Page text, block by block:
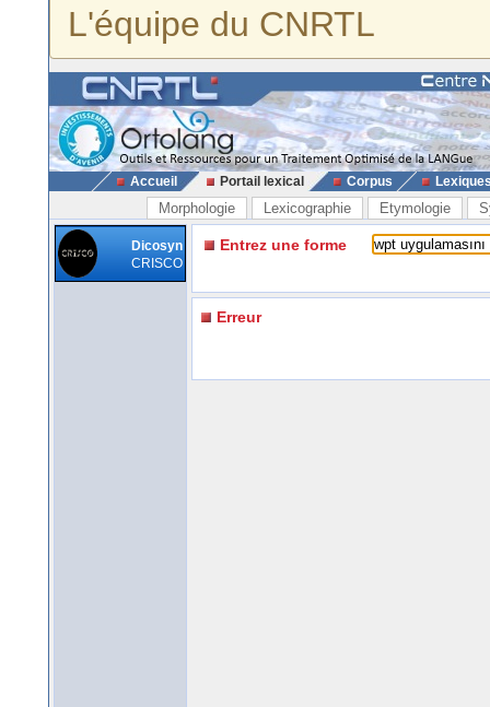
L'équipe du CNRTL
Accueil Portail lexical Corpus
Morphologie Lexicographie Etymologie
Dicosyn
CRISCO
Entrez une forme
Erreur